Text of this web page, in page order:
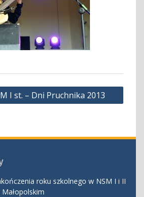
I st. – Dni Pruchnika 2013
roku szkolnego w NSM I i II